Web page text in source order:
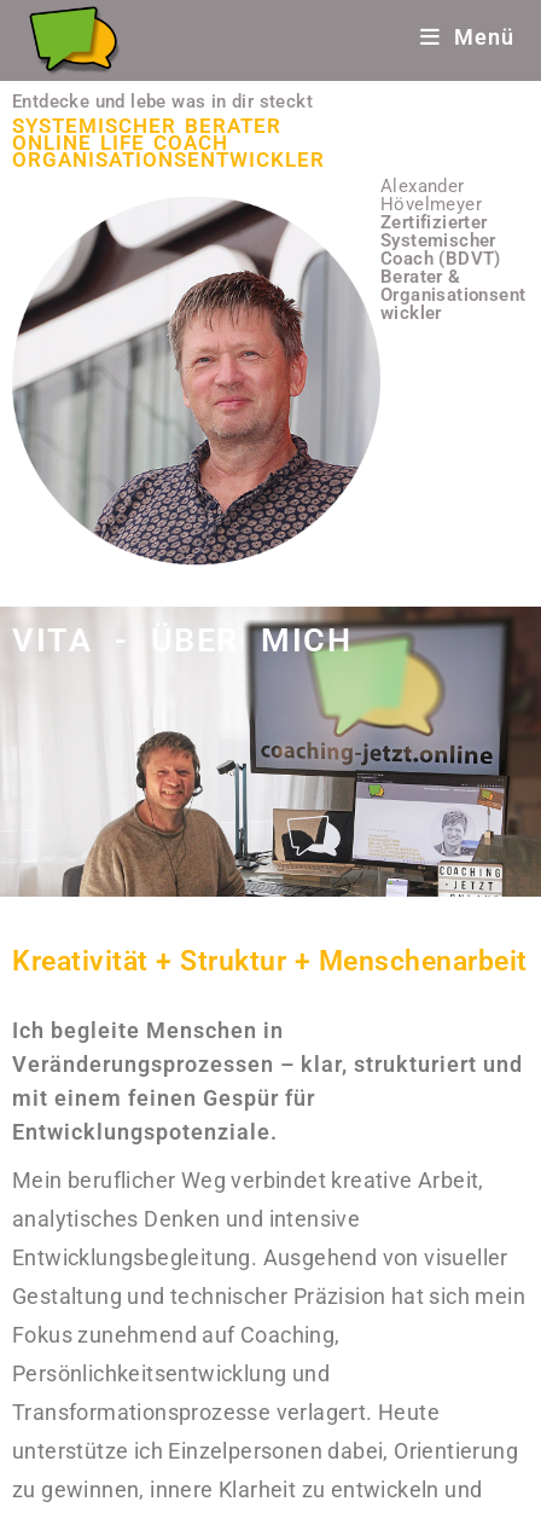
Menü
Entdecke und lebe was in dir steckt
SYSTEMISCHER BERATER
ONLINE LIFE COACH
ORGANISATIONSENTWICKLER
Alexander
Hövelmeyer
Zertifizierter
Systemischer
Coach (BDVT)
Berater &
Organisationsent
wickler
VITA - ÜBER MICH
Kreativität + Struktur + Menschenarbeit
Ich begleite Menschen in
Veränderungsprozessen – klar, strukturiert und
mit einem feinen Gespür für
Entwicklungspotenziale.
Mein beruflicher Weg verbindet kreative Arbeit,
analytisches Denken und intensive
Entwicklungsbegleitung. Ausgehend von visueller
Gestaltung und technischer Präzision hat sich mein
Fokus zunehmend auf Coaching,
Persönlichkeitsentwicklung und
Transformationsprozesse verlagert. Heute
unterstütze ich Einzelpersonen dabei, Orientierung
zu gewinnen, innere Klarheit zu entwickeln und